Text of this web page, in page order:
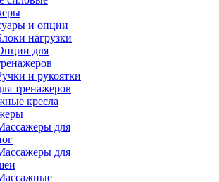
и опции
нагрузки
для
и рукоятки
тренажеров
кресла
для
для